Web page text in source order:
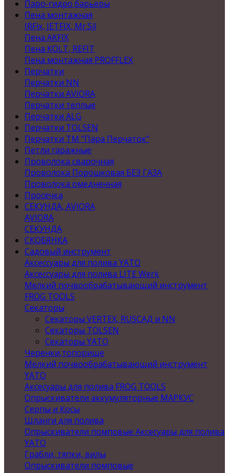
Паро-гидро барьеры
Пена монтажная
IRFix, JETFIX, Mr.Sil
Пена AKFIX
Пена KOLT, REFIT
Пена монтажная PROFFLEX
Перчатки
Перчатки NN
Перчатки AVIORA
Перчатки теплые
Перчатки ALG
Перчатки TOLSEN
Перчатки ТМ "Пара Перчаток"
Петли гаражные
Проволока сварочная
Проволока Порошковая БЕЗ ГАЗА
Проволока омедненная
Просечка
СЕКУНДА, AVIORA
AVIORA
СЕКУНДА
СКОБЯНКА
Садовый инструмент
Аксессуары для полива YATO
Аксессуары для полива LITE Werk
Мелкий почвообрабатывающий инструмент
FROG TOOLS
Секаторы
Секаторы VERTEX, RUSСАД и NN
Секаторы TOLSEN
Секаторы YATO
Черенки,топорище
Мелкий почвообрабатывающий инструмент
YATO
Аксесуары для полива FROG TOOLS
Опрыскиватели аккумуляторные МАРКУС
Серпы и Косы
Шланги для полива
Опрыскиватели помповые Аксесуары для полива
YATO
Грабли, тяпки, вилы
Опрыскиватели помповые